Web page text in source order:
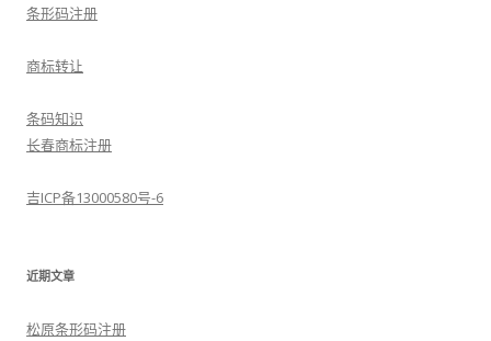
条形码注册
商标转让
条码知识
长春商标注册
吉ICP备13000580号-6
近期文章
松原条形码注册